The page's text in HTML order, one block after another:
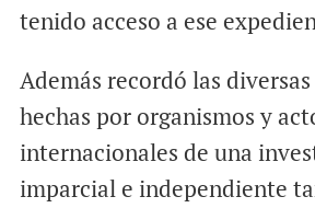
tenido acceso a ese
Además recordó las
hechas por organismos y
internacionales de una
imparcial e independiente